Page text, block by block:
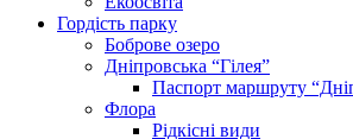
Гордість парку
Боброве озеро
Дніпровська “Гілея”
Паспорт маршруту
Флора
Рідкісні види